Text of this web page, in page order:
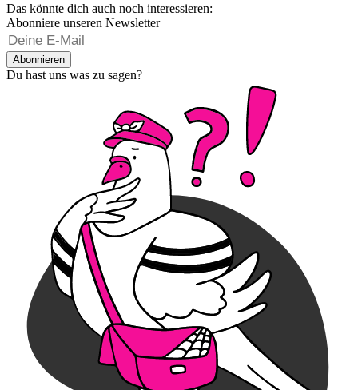
Das könnte dich auch noch interessieren:
Abonniere unseren Newsletter
Abonnieren
Du hast uns was zu sagen?